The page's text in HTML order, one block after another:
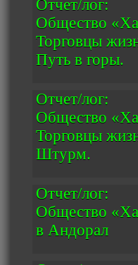
Отчет/лог:
Общество
Торговцы
Путь в горы.
Отчет/лог:
Общество
Торговцы
Штурм.
Отчет/лог:
Общество
в Андорал